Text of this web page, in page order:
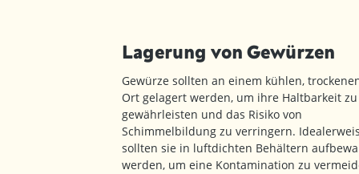
Lagerung von Gewürzen
Gewürze sollten an einem kühlen,
Ort gelagert werden, um ihre Haltbarkeit zu
gewährleisten und das Risiko von
Schimmelbildung zu verringern.
sollten sie in luftdichten Behältern
werden, um eine Kontamination zu